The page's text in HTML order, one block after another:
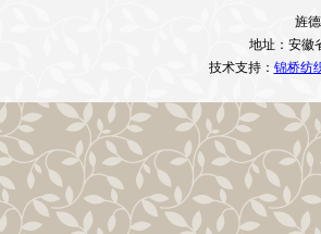
旌
地址：安徽
技术支持： 锦桥纺